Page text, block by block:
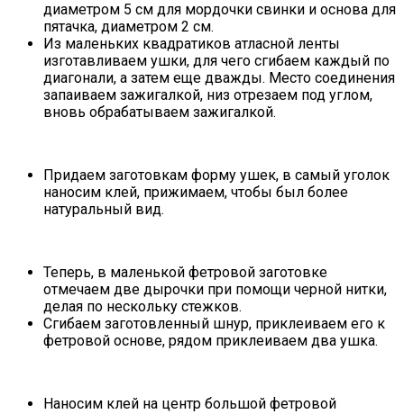
диаметром 5 см для мордочки свинки и основа для
пятачка, диаметром 2 см.
Из маленьких квадратиков атласной ленты
изготавливаем ушки, для чего сгибаем каждый по
диагонали, а затем еще дважды. Место соединения
запаиваем зажигалкой, низ отрезаем под углом,
вновь обрабатываем зажигалкой.
Придаем заготовкам форму ушек, в самый уголок
наносим клей, прижимаем, чтобы был более
натуральный вид.
Теперь, в маленькой фетровой заготовке
отмечаем две дырочки при помощи черной нитки,
делая по нескольку стежков.
Сгибаем заготовленный шнур, приклеиваем его к
фетровой основе, рядом приклеиваем два ушка.
Наносим клей на центр большой фетровой